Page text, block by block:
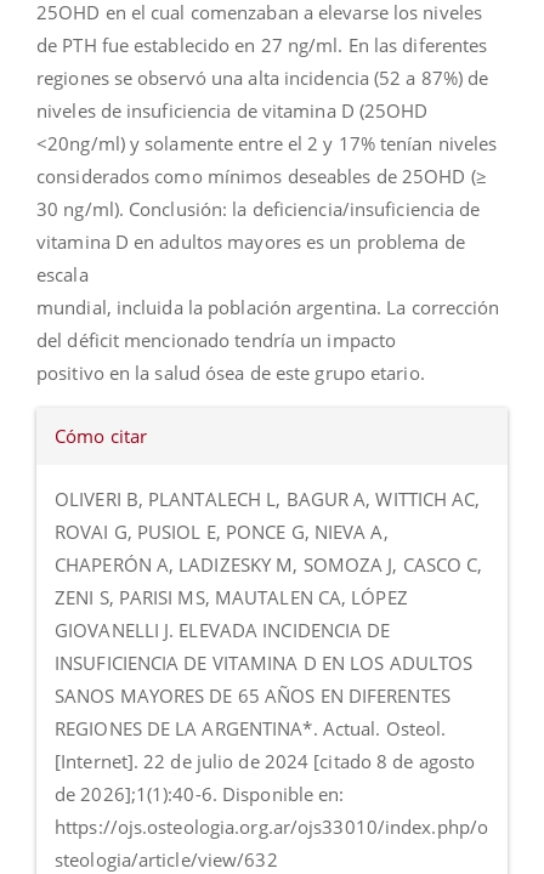
25OHD en el cual comenzaban a elevarse los niveles
de PTH fue establecido en 27 ng/ml. En las diferentes
regiones se observó una alta incidencia (52 a 87%) de
niveles de insuficiencia de vitamina D (25OHD
<20ng/ml) y solamente entre el 2 y 17% tenían niveles
considerados como mínimos deseables de 25OHD (≥
30 ng/ml). Conclusión: la deficiencia/insuficiencia de
vitamina D en adultos mayores es un problema de
escala
mundial, incluida la población argentina. La corrección
del déficit mencionado tendría un impacto
positivo en la salud ósea de este grupo etario.
Detalles
del
artículo
Cómo citar
OLIVERI B, PLANTALECH L, BAGUR A, WITTICH AC,
ROVAI G, PUSIOL E, PONCE G, NIEVA A,
CHAPERÓN A, LADIZESKY M, SOMOZA J, CASCO C,
ZENI S, PARISI MS, MAUTALEN CA, LÓPEZ
GIOVANELLI J. ELEVADA INCIDENCIA DE
INSUFICIENCIA DE VITAMINA D EN LOS ADULTOS
SANOS MAYORES DE 65 AÑOS EN DIFERENTES
REGIONES DE LA ARGENTINA*. Actual. Osteol.
[Internet]. 22 de julio de 2024 [citado 8 de agosto
de 2026];1(1):40-6. Disponible en:
https://ojs.osteologia.org.ar/ojs33010/index.php/o
steologia/article/view/632